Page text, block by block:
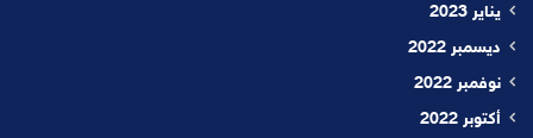
يناير 2023
ديسمبر 2022
نوفمبر 2022
أكتوبر 2022